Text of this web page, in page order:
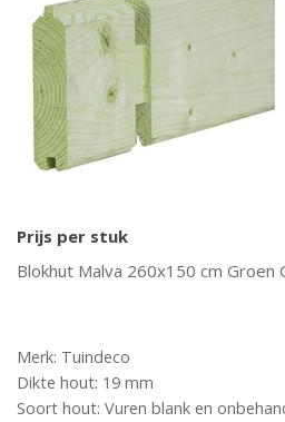
Prijs per stuk
Blokhut Malva 260x150 cm Groen
Merk: Tuindeco
Dikte hout: 19 mm
Soort hout: Vuren blank en